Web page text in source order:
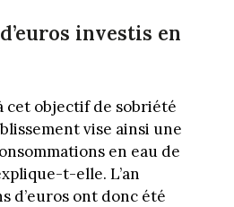
investis en
cet objectif de sobriété
vise ainsi une
en eau de
t-elle. L’an
d’euros ont donc été